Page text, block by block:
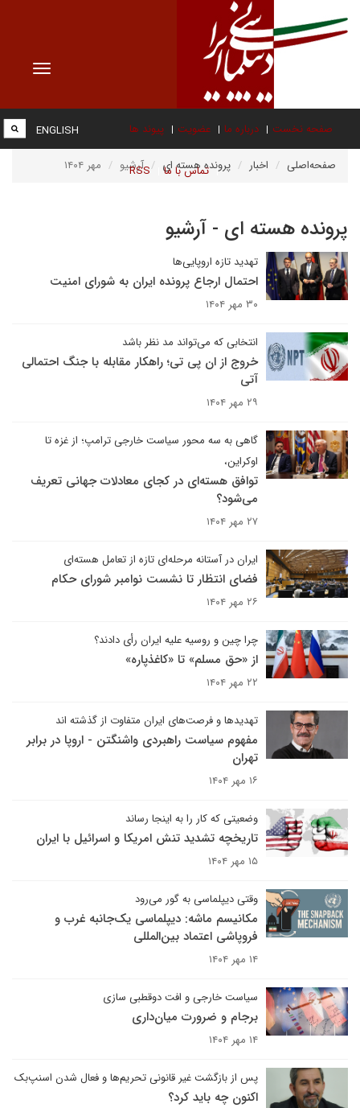
Toggle
صفحه نخست درباره ما عضویت پیوند ها
تماس با ما RSS
ENGLISH
صفحه‌اصلی اخبار پرونده هسته ای آرشیو مهر ۱۴۰۴
پرونده هسته ای - آرشیو
تهدید تازه اروپایی‌ها
احتمال ارجاع پرونده ایران به شورای امنیت
۳۰ مهر ۱۴۰۴
انتخابی که می‌تواند مد نظر باشد
خروج از ان پی تی؛ راهکار مقابله با جنگ احتمالی
آتی
۲۹ مهر ۱۴۰۴
گاهی به سه محور سیاست خارجی ترامپ؛ از غزه تا
اوکراین،
توافق هسته‌ای در کجای معادلات جهانی تعریف
می‌شود؟
۲۷ مهر ۱۴۰۴
ایران در آستانه مرحله‌ای تازه از تعامل هسته‌ای
فضای انتظار تا نشست نوامبر شورای حکام
۲۶ مهر ۱۴۰۴
چرا چین و روسیه علیه ایران رأی دادند؟
از «حق مسلم» تا «کاغذپاره»
۲۲ مهر ۱۴۰۴
تهدیدها و فرصت‌های ایران متفاوت از گذشته اند
مفهوم سیاست راهبردی واشنگتن - اروپا در برابر
تهران
۱۶ مهر ۱۴۰۴
وضعیتی که کار را به اینجا رساند
تاریخچه تشدید تنش امریکا و اسرائیل با ایران
۱۵ مهر ۱۴۰۴
وقتی دیپلماسی به گور می‌رود
مکانیسم ماشه: دیپلماسی یک‌جانبه غرب و
فروپاشی اعتماد بین‌المللی
۱۴ مهر ۱۴۰۴
سیاست خارجی و افت دوقطبی سازی
برجام و ضرورت میان‌داری
۱۴ مهر ۱۴۰۴
پس از بازگشت غیر قانونی تحریم‌ها و فعال شدن اسنپ‌بک
اکنون چه باید کرد؟